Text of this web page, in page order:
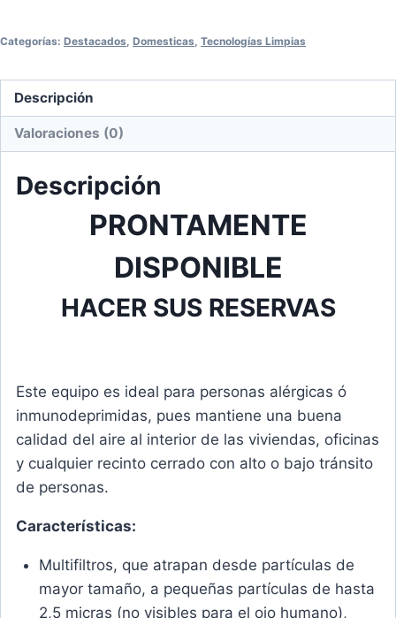
Categorías: Destacados, Domesticas, Tecnologías Limpias
Descripción
Valoraciones (0)
Descripción
PRONTAMENTE
DISPONIBLE
HACER SUS RESERVAS
Este equipo es ideal para personas alérgicas ó
inmunodeprimidas, pues mantiene una buena
calidad del aire al interior de las viviendas, oficinas
y cualquier recinto cerrado con alto o bajo tránsito
de personas.
Características:
Multifiltros, que atrapan desde partículas de
mayor tamaño, a pequeñas partículas de hasta
2,5 micras (no visibles para el ojo humano),